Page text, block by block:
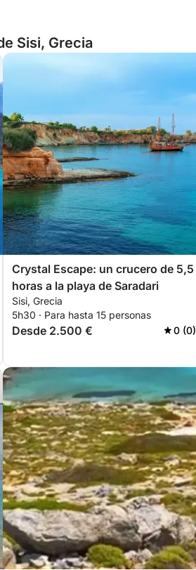
Sisi, Grecia
Crystal Escape: un crucero de 5,5
horas a la playa de Saradari
Sisi, Grecia
5h30 · Para hasta 15 personas
Desde 2.500 € 0 (0)